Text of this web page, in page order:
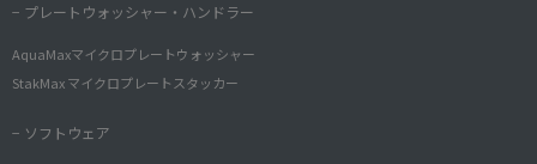
− プレートウォッシャー・ハンドラー
AquaMaxマイクロプレートウォッシャー
StakMax マイクロプレートスタッカー
− ソフトウェア